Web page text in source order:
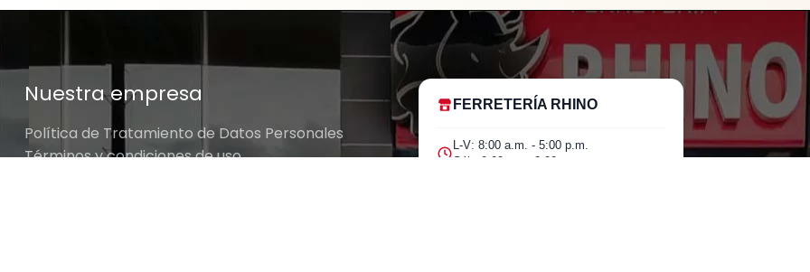
Nuestra empresa
Política de Tratamiento de Datos Personales
Términos y condiciones de uso
FERRETERÍA RHINO
L-V: 8:00 a.m. - 5:00 p.m.
Sáb: 9:00 am - 2:00 pm